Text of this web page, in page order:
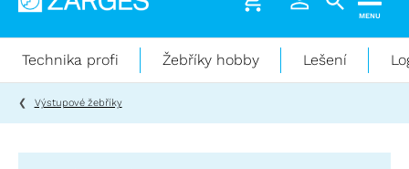
Technika
práci
výškách
MENU
Technika profi Žebříky hobby Lešení
Výstupové žebříky